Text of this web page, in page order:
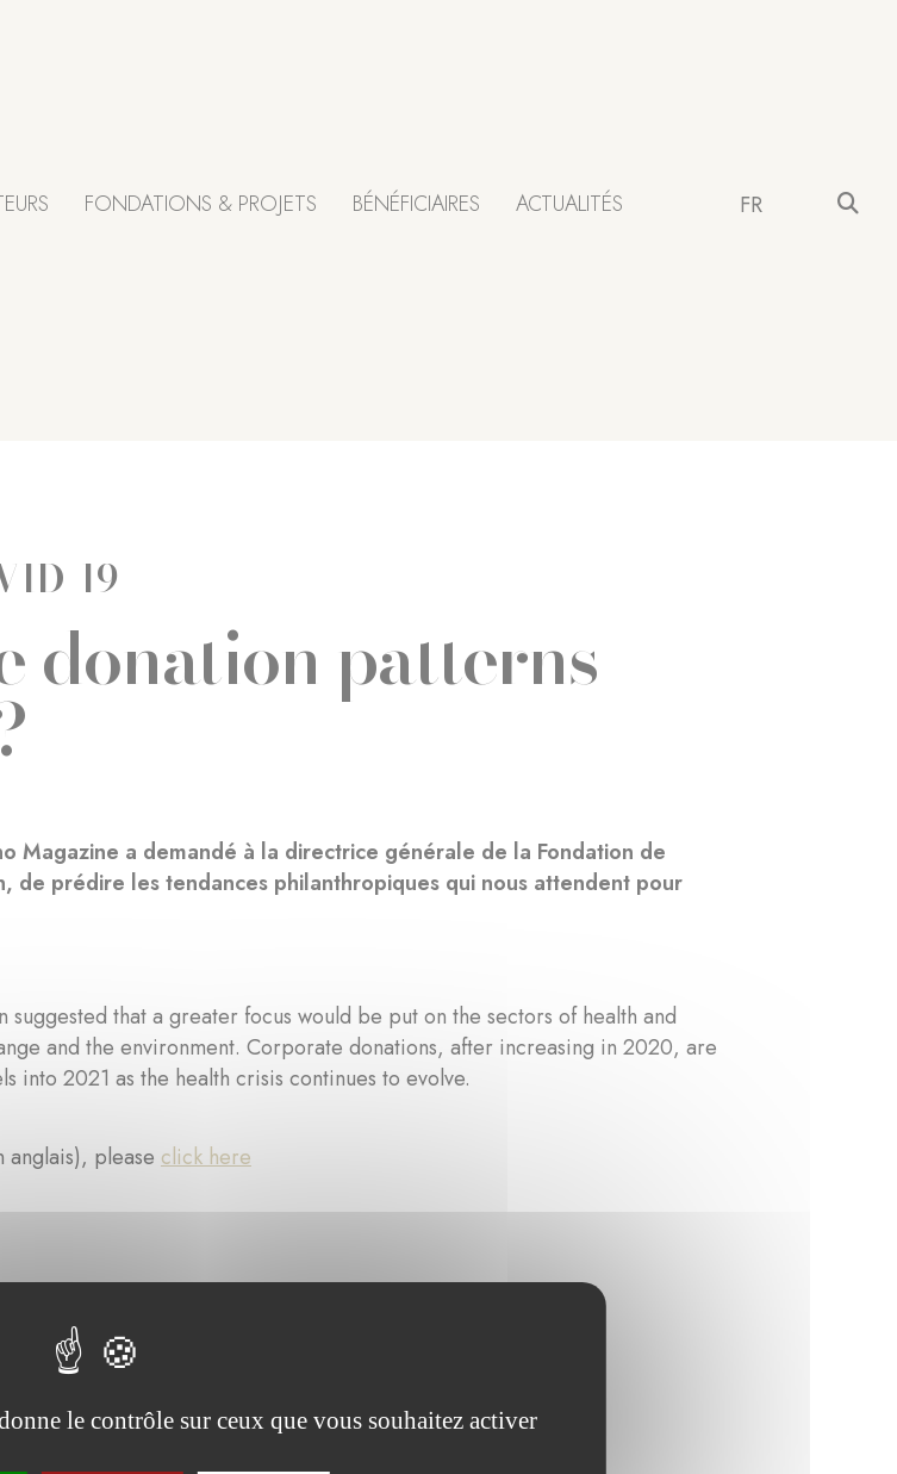
FONDATIONS & PROJETS BÉNÉFICIAIRES ACTUALITÉS FR
19
donation patterns
Magazine a demandé à la directrice générale de la Fondation de
de prédire les tendances philanthropiques qui nous attendent pour
suggested that a greater focus would be put on the sectors of health and
and the environment. Corporate donations, after increasing in 2020, are
into 2021 as the health crisis continues to evolve.
anglais), please click here
le contrôle sur ceux que vous souhaitez activer